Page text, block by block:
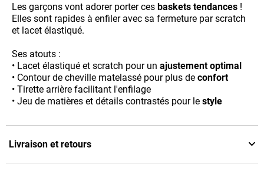
Les garçons vont adorer porter ces baskets tendances !
Elles sont rapides à enfiler avec sa fermeture par scratch
et lacet élastiqué.
Ses atouts :
• Lacet élastiqué et scratch pour un ajustement optimal
• Contour de cheville matelassé pour plus de confort
• Tirette arrière facilitant l'enfilage
• Jeu de matières et détails contrastés pour le style
Livraison et retours